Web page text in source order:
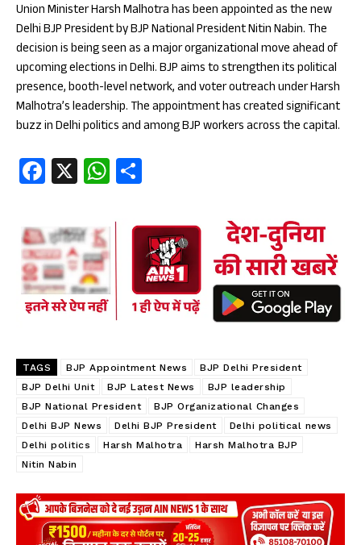
Union Minister Harsh Malhotra has been appointed as the new
Delhi BJP President by BJP National President Nitin Nabin. The
decision is being seen as a major organizational move ahead of
upcoming elections in Delhi. BJP aims to strengthen its political
presence, booth-level network, and voter outreach under Harsh
Malhotra’s leadership. The appointment has created significant
buzz in Delhi politics and among BJP workers across the capital.
Fa
ce
b
oo
k
X W
ha
ts
A
p
p
re
TAGS BJP Appointment News
BJP Delhi President
BJP Delhi Unit
BJP Latest News
BJP leadership
BJP National President
BJP Organizational Changes
Delhi BJP News
Delhi BJP President
Delhi political news
Delhi politics
Harsh Malhotra
Harsh Malhotra BJP
Nitin Nabin